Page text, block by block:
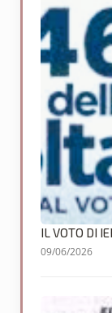
IL VOTO DI
09/06/2026